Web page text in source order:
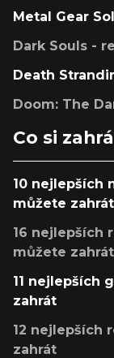
Metal Gear
Dark Souls -
Death
Doom: The
Co si
10 nejlepších
můžete zahrát
16 nejlepších
můžete zahrát
11 nejlepších
zahrát
12 nejlepších
zahrát